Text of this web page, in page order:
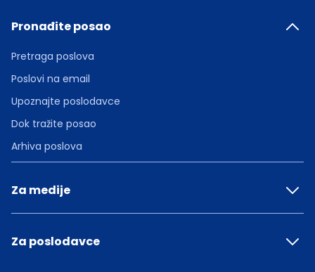
Pronađite posao
Pretraga poslova
Poslovi na email
Upoznajte poslodavce
Dok tražite posao
Arhiva poslova
Za medije
Za poslodavce